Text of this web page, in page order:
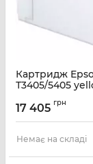
Картридж
Т3405/5405
17 405 грн
Немає на складі